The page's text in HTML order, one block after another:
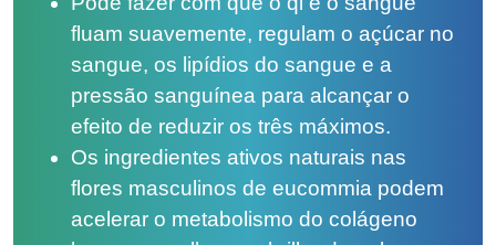
fluam suavemente, regulam o açúcar no
sangue, os lipídios do sangue e a
pressão sanguínea para alcançar o
efeito de reduzir os três máximos.
Os ingredientes ativos naturais nas
flores masculinos de eucommia podem
acelerar o metabolismo do colágeno